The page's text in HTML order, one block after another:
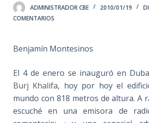
n
o
ADMINISTRADOR CBE 2010/01/19
COMENTARIOS
Benjamín Montesinos
El 4 de enero se inauguró en
Burj Khalifa, hoy por hoy el
mundo con 818 metros de altura. A
escuché en una emisora de